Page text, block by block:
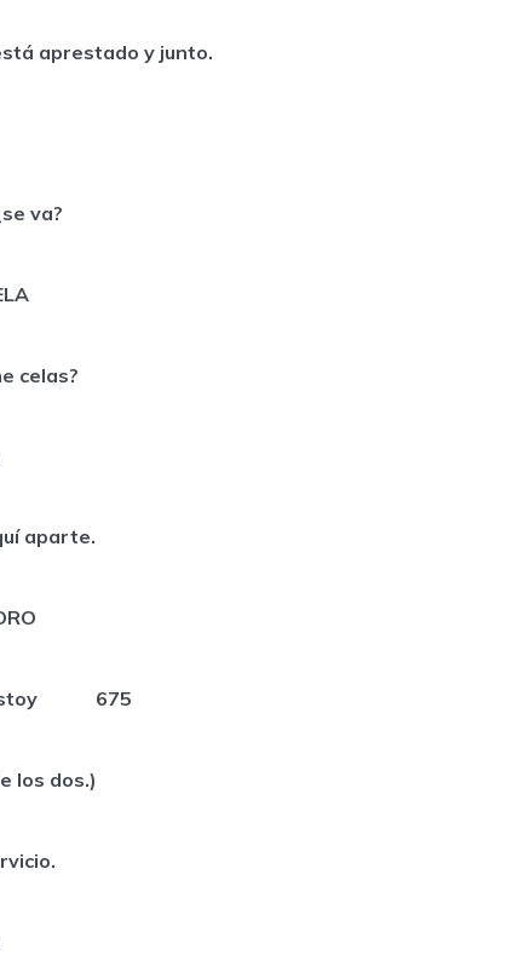
aprestado y junto.
va?
celas?
aparte.
675
los dos.)